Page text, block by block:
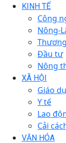
KINH TẾ
Công
Nông-
Đầu tư
Nông
XÃ HỘI
Giáo
Y tế
Lao
Cải
VĂN HÓA